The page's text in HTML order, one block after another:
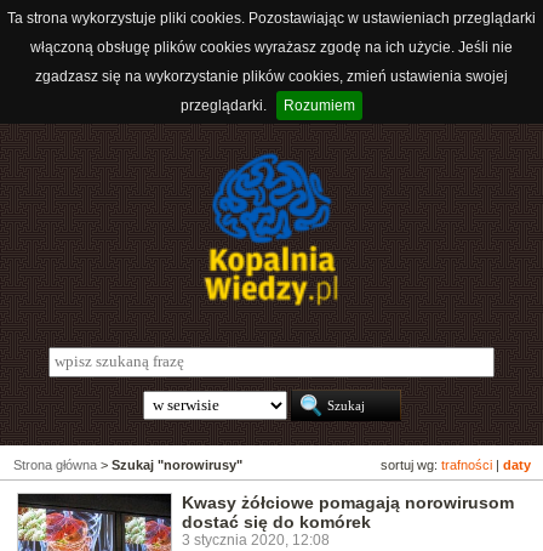
Ta strona wykorzystuje pliki cookies. Pozostawiając w ustawieniach przeglądarki
włączoną obsługę plików cookies wyrażasz zgodę na ich użycie. Jeśli nie
zgadzasz się na wykorzystanie plików cookies, zmień ustawienia swojej
przeglądarki.
Rozumiem
sortuj wg: trafności daty
Strona główna > Szukaj "norowirusy"
Kwasy żółciowe pomagają norowirusom
dostać się do komórek
3 stycznia 2020, 12:08